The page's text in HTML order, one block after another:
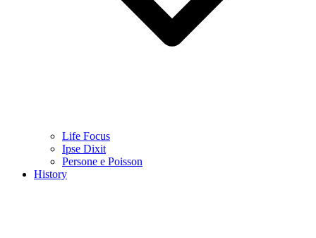
Life Focus
Ipse Dixit
Persone e Poisson
History